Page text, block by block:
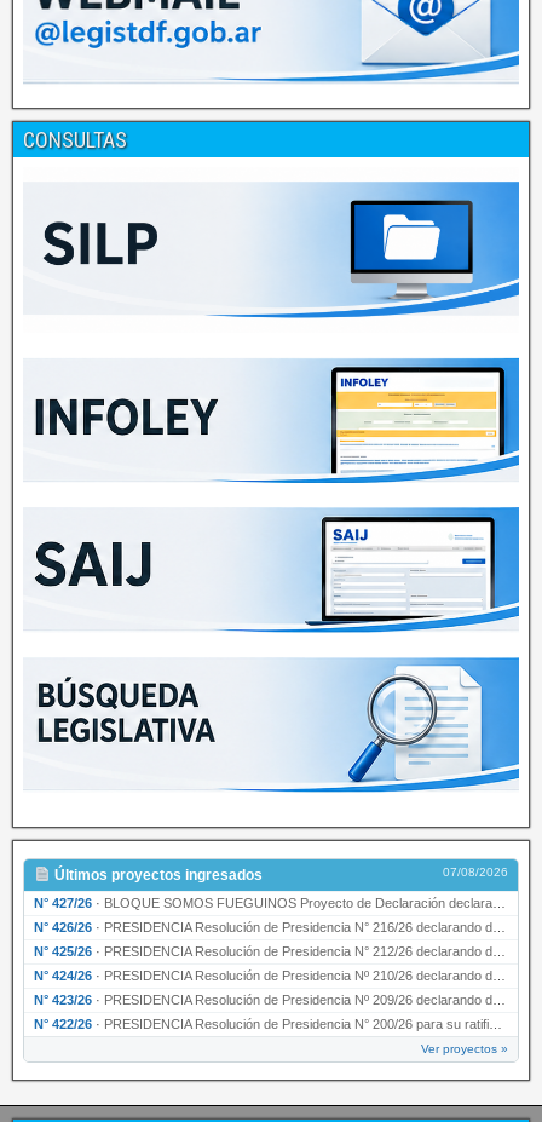
CONSULTAS
Últimos proyectos ingresados 07/08/2026
N° 427/26 · BLOQUE SOMOS FUEGUINOS Proyecto de Declaración declarando de interés provincial PRESIDENCI…
N° 426/26 · PRESIDENCIA Resolución de Presidencia N° 216/26 declarando de interés provincial la labor …
N° 425/26 · PRESIDENCIA Resolución de Presidencia N° 212/26 declarando de interés provincial el “50° A…
N° 424/26 · PRESIDENCIA Resolución de Presidencia Nº 210/26 declarando de interés provincial el proyec…
N° 423/26 · PRESIDENCIA Resolución de Presidencia Nº 209/26 declarando de interés provincial la presen…
N° 422/26 · PRESIDENCIA Resolución de Presidencia N° 200/26 para su ratificación.
Ver proyectos »